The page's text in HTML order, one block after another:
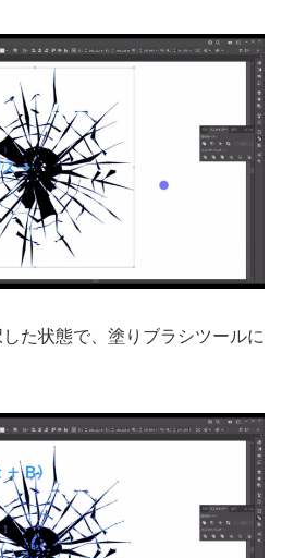
た状態で、塗りブラシツールに